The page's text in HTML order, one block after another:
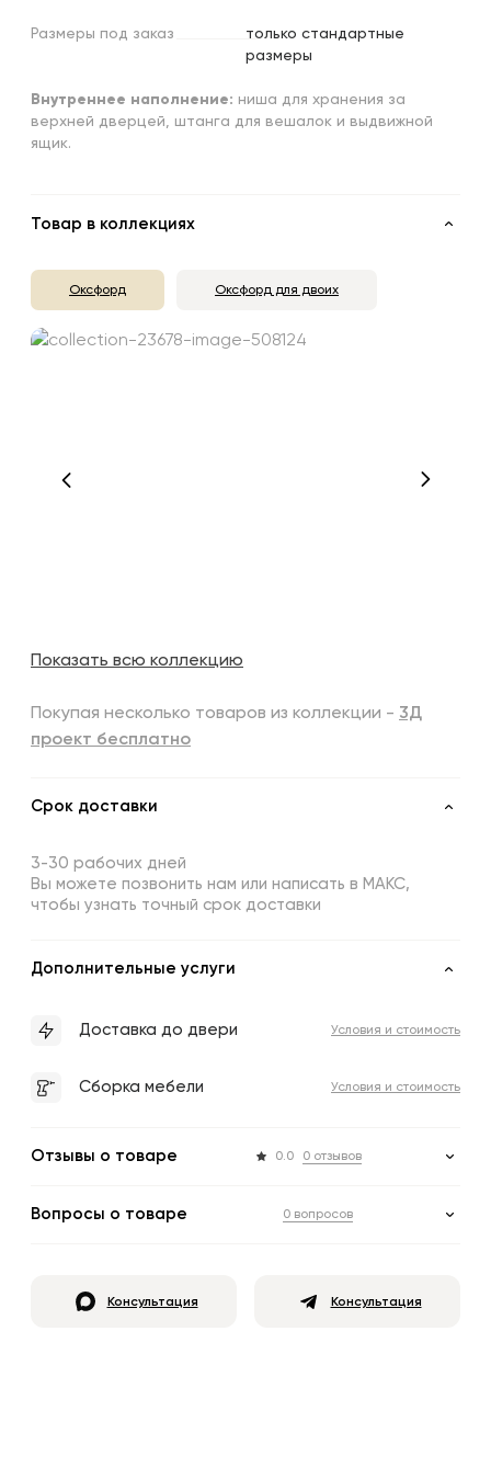
Размеры под заказ
только стандартные
размеры
Внутреннее наполнение: ниша для хранения за
верхней дверцей, штанга для вешалок и выдвижной
ящик.
Товар в коллекциях
Оксфорд Оксфорд для двоих
Показать всю коллекцию
Покупая несколько товаров из коллекции - 3Д
проект бесплатно
Срок доставки
3-30 рабочих дней
Вы можете позвонить нам или написать в МАКС,
чтобы узнать точный срок доставки
Дополнительные услуги
Доставка до двери Условия и стоимость
Сборка мебели Условия и стоимость
Отзывы о товаре 0.0 0 отзывов
Вопросы о товаре 0 вопросов
Консультация Консультация